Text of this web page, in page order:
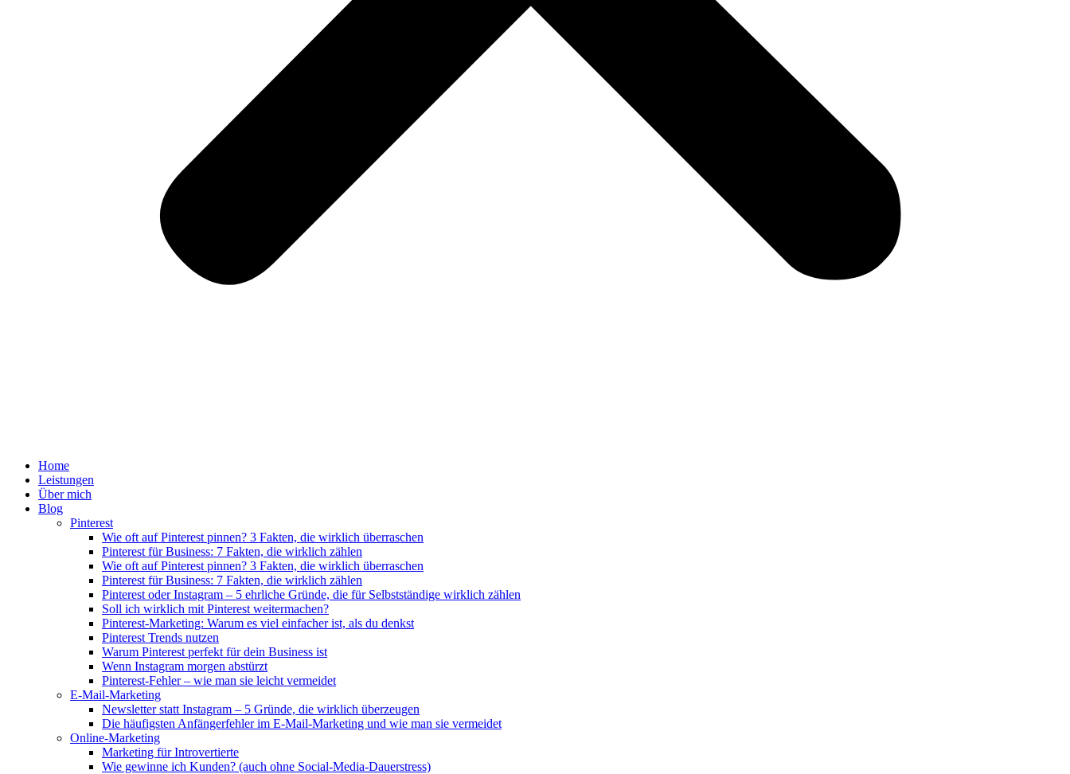
Home
Leistungen
Über mich
Blog
Pinterest
Wie oft auf Pinterest pinnen? 3 Fakten, die wirklich überraschen
Pinterest für Business: 7 Fakten, die wirklich zählen
Wie oft auf Pinterest pinnen? 3 Fakten, die wirklich überraschen
Pinterest für Business: 7 Fakten, die wirklich zählen
Pinterest oder Instagram – 5 ehrliche Gründe, die für Selbstständige wirklich zählen
Soll ich wirklich mit Pinterest weitermachen?
Pinterest-Marketing: Warum es viel einfacher ist, als du denkst
Pinterest Trends nutzen
Warum Pinterest perfekt für dein Business ist
Wenn Instagram morgen abstürzt
Pinterest-Fehler – wie man sie leicht vermeidet
E-Mail-Marketing
Newsletter statt Instagram – 5 Gründe, die wirklich überzeugen
Die häufigsten Anfängerfehler im E-Mail-Marketing und wie man sie vermeidet
Online-Marketing
Marketing für Introvertierte
Wie gewinne ich Kunden? (auch ohne Social-Media-Dauerstress)